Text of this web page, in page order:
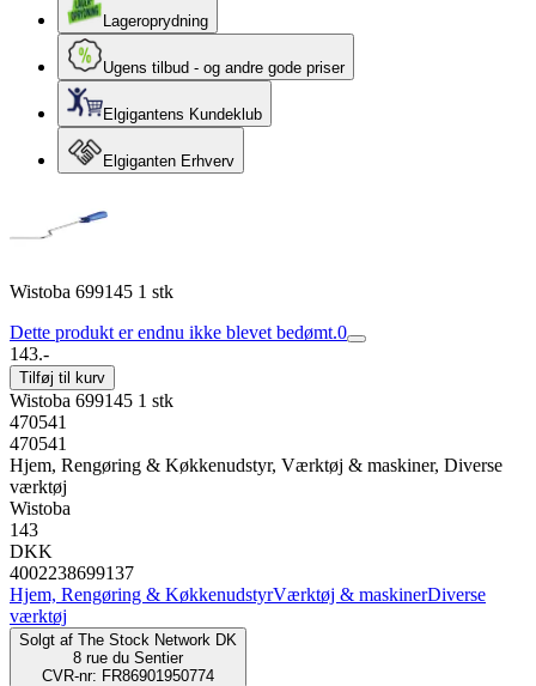
Lageroprydning
Ugens tilbud - og andre gode priser
Elgigantens Kundeklub
Elgiganten Erhverv
Wistoba 699145 1 stk
Dette produkt er endnu ikke blevet bedømt.0
143.-
Tilføj til kurv
Wistoba 699145 1 stk
470541
470541
Hjem, Rengøring & Køkkenudstyr, Værktøj & maskiner, Diverse
værktøj
Wistoba
143
DKK
4002238699137
Hjem, Rengøring & KøkkenudstyrVærktøj & maskinerDiverse
værktøj
Solgt af The Stock Network DK
8 rue du Sentier
CVR-nr: FR86901950774